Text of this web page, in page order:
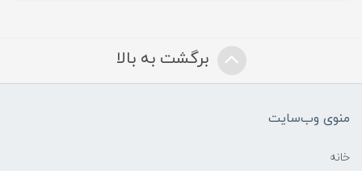
برگشت به بالا
منوی وب‌سایت
خانه